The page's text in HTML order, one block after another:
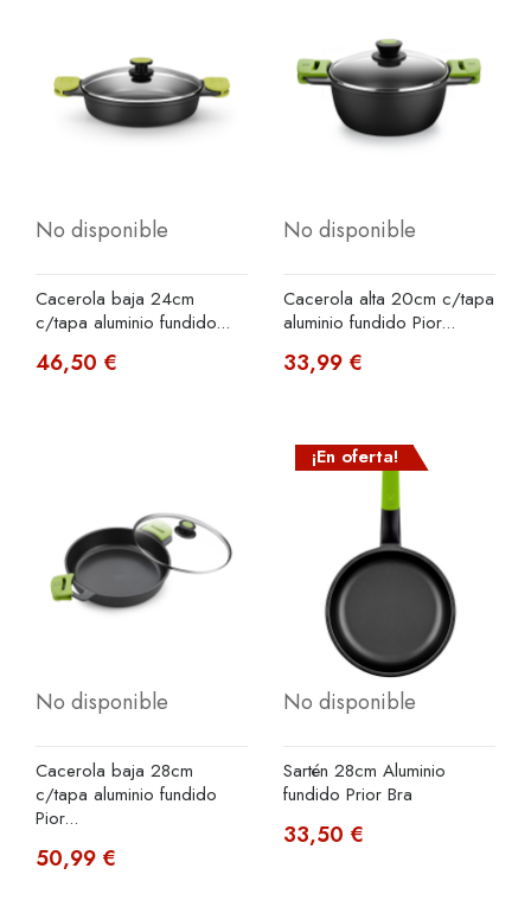
No disponible
Cacerola baja 24cm
c/tapa aluminio fundido...
46,50 €
No disponible
Cacerola alta 20cm c/tapa
aluminio fundido Pior...
33,99 €
No disponible
Cacerola baja 28cm
c/tapa aluminio fundido
Pior...
50,99 €
¡En oferta!
No disponible
Sartén 28cm Aluminio
fundido Prior Bra
33,50 €